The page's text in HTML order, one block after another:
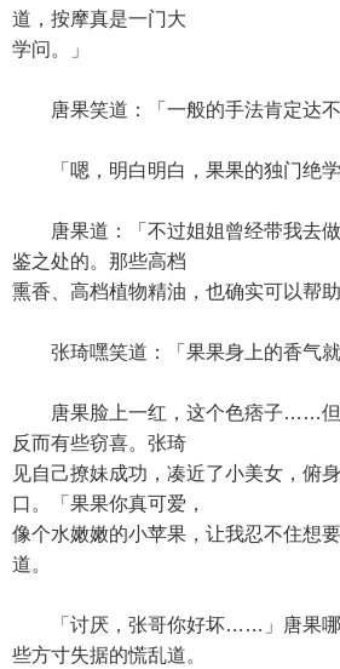
道，按摩真是一门大
学问。」
唐果笑道：「一般的手法肯定达
「嗯，明白明白，果果的独门绝学
唐果道：「不过姐姐曾经带我去做
鉴之处的。那些高档
熏香、高档植物精油，也确实可以帮
张琦嘿笑道：「果果身上的香气就
唐果脸上一红，这个色痞子……但
反而有些窃喜。张琦
见自己撩妹成功，凑近了小美女，俯
口。「果果你真可爱，
像个水嫩嫩的小苹果，让我忍不住想
道。
「讨厌，张哥你好坏……」唐果哪
些方寸失据的慌乱道。